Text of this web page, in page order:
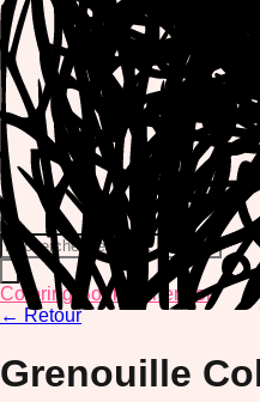
Coloring Book Generator
← Retour
Grenouille